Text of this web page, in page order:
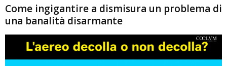
Come ingigantire a dismisura un problema di
una banalità disarmante